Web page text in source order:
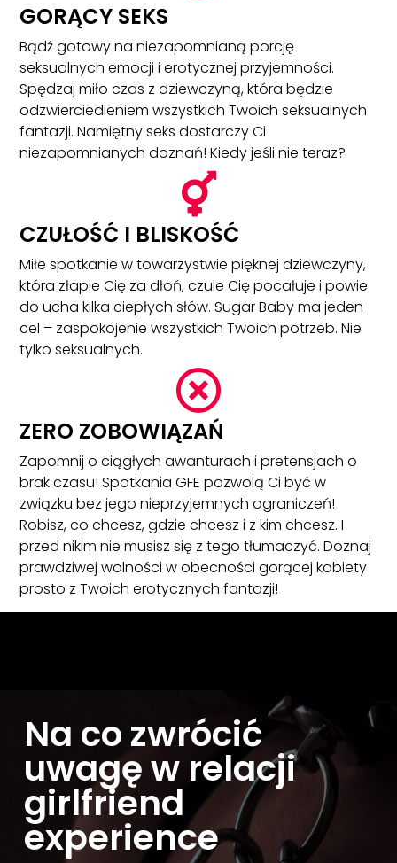
GORĄCY SEKS
Bądź gotowy na niezapomnianą porcję
seksualnych emocji i erotycznej przyjemności.
Spędzaj miło czas z dziewczyną, która będzie
odzwierciedleniem wszystkich Twoich seksualnych
fantazji. Namiętny seks dostarczy Ci
niezapomnianych doznań! Kiedy jeśli nie teraz?

CZUŁOŚĆ I BLISKOŚĆ
Miłe spotkanie w towarzystwie pięknej dziewczyny,
która złapie Cię za dłoń, czule Cię pocałuje i powie
do ucha kilka ciepłych słów. Sugar Baby ma jeden
cel – zaspokojenie wszystkich Twoich potrzeb. Nie
tylko seksualnych.

ZERO ZOBOWIĄZAŃ
Zapomnij o ciągłych awanturach i pretensjach o
brak czasu! Spotkania GFE pozwolą Ci być w
związku bez jego nieprzyjemnych ograniczeń!
Robisz, co chcesz, gdzie chcesz i z kim chcesz. I
przed nikim nie musisz się z tego tłumaczyć. Doznaj
prawdziwej wolności w obecności gorącej kobiety
prosto z Twoich erotycznych fantazji!
Na co zwrócić
uwagę w relacji
girlfriend
experience